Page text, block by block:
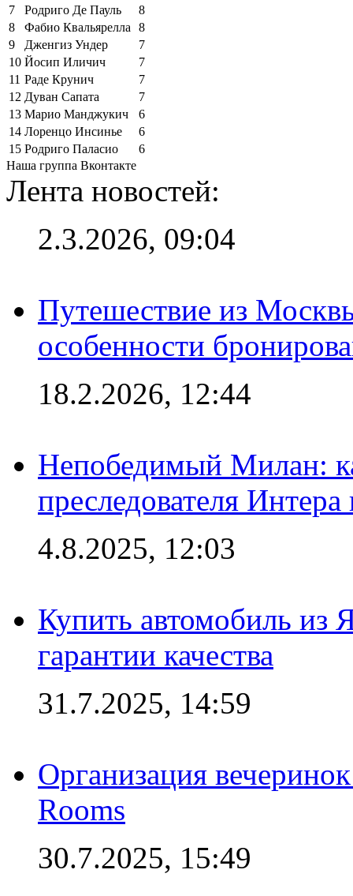
7
Родриго Де Пауль
8
8
Фабио Квальярелла
8
9
Дженгиз Ундер
7
10 Йосип Иличич
7
11 Раде Крунич
7
12 Дуван Сапата
7
13 Марио Манджукич
6
14 Лоренцо Инсинье
6
15 Родриго Паласио
6
Наша группа Вконтакте
Лента новостей:
2.3.2026, 09:04
Путешествие из
особенности
18.2.2026, 12:44
Непобедимый Милан:
преследователя
4.8.2025, 12:03
Купить автомобиль из
гарантии качества
31.7.2025, 14:59
Организация
Rooms
30.7.2025, 15:49